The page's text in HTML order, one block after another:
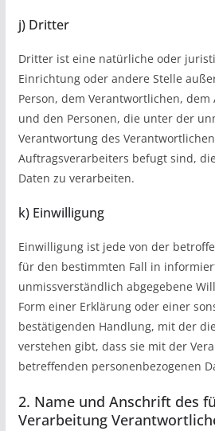
j) Dritter
Dritter ist eine natürliche oder
Einrichtung oder andere Stelle
Person, dem Verantwortlichen,
und den Personen, die unter der
Verantwortung des
Auftragsverarbeiters befugt sind,
Daten zu verarbeiten.
k) Einwilligung
Einwilligung ist jede von der
für den bestimmten Fall in
unmissverständlich abgegebene
Form einer Erklärung oder einer
bestätigenden Handlung, mit der
verstehen gibt, dass sie mit der
betreffenden personenbezogenen
2. Name und Anschrift des
Verarbeitung